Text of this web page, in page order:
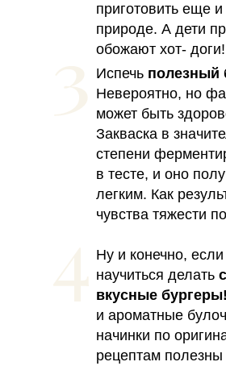
приготовить еще
природе. А дети
обожают хот- доги!
Испечь полезный
Невероятно, но
может быть
Закваска в
степени
в тесте, и оно
легким. Как
чувства тяжести
Ну и конечно,
научиться делать
вкусные бургеры!
и ароматные
начинки по
рецептам полезны